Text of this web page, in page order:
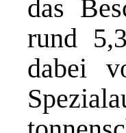
das
rund
dabei